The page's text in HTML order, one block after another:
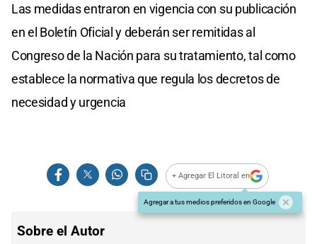
Las medidas entraron en vigencia con su publicación
en el Boletín Oficial y deberán ser remitidas al
Congreso de la Nación para su tratamiento, tal como
establece la normativa que regula los decretos de
necesidad y urgencia
+ Agregar El Litoral en
Agregar a tus medios preferidos en Google
Sobre el Autor